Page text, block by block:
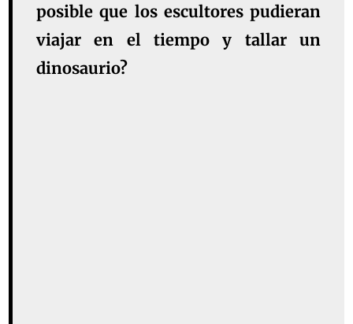
posible que los escultores pudieran
viajar en el tiempo y tallar un
dinosaurio?